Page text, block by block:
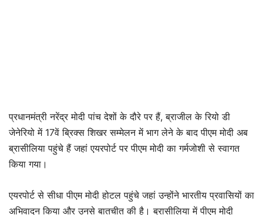
प्रधानमंत्री नरेंद्र मोदी पांच देशों के दौरे पर हैं, ब्राजील के रियो डी
जेनेरियो में 17वें ब्रिक्स शिखर सम्मेलन में भाग लेने के बाद पीएम मोदी अब
ब्रासीलिया पहुंचे हैं जहां एयरपोर्ट पर पीएम मोदी का गर्मजोशी से स्वागत
किया गया।
एयरपोर्ट से सीधा पीएम मोदी होटल पहुंचे जहां उन्होंने भारतीय प्रवासियों का
अभिवादन किया और उनसे बातचीत की है। ब्रासीलिया में पीएम मोदी